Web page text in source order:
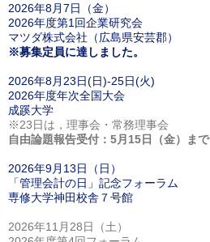
2026年8月7日（金）
2026年度第1回企業研究会
マツダ株式会社（広島県安芸郡）
※募集定員に達しました。
2026年8月23日(日)-25日(火)
2026年度年次全国大会
成蹊大学
※23日は，理事会・常務理事会
自由論題報告受付：5月15日（金）まで
2026年9月13日（日）
「管理会計の日」記念フォーラム
専修大学神田校舎７号館
2026年11月28日（土）